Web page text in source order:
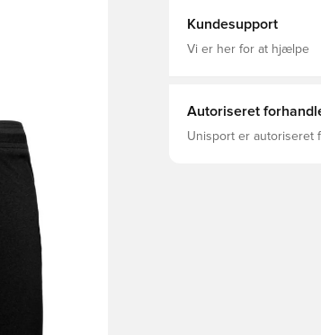
Kundesupport
Vi er her for at hjælpe
Autoriseret
Unisport er autoriseret